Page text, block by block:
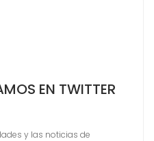
EN TWITTER
y las noticias de